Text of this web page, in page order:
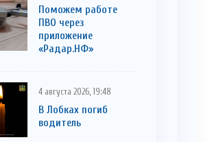
Поможем работе
ПВО через
приложение
«Радар.НФ»
4 августа 2026, 19:48
В Лобках погиб
водитель